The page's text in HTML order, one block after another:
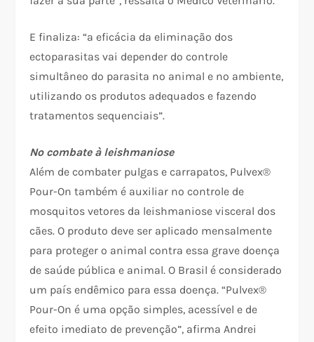
E finaliza: “a eficácia da eliminação dos
ectoparasitas vai depender do controle
simultâneo do parasita no animal e no ambiente,
utilizando os produtos adequados e fazendo
tratamentos sequenciais”.
No combate à leishmaniose
Além de combater pulgas e carrapatos, Pulvex®
Pour-On também é auxiliar no controle de
mosquitos vetores da leishmaniose visceral dos
cães. O produto deve ser aplicado mensalmente
para proteger o animal contra essa grave doença
de saúde pública e animal. O Brasil é considerado
um país endêmico para essa doença. “Pulvex®
Pour-On é uma opção simples, acessível e de
efeito imediato de prevenção”, afirma Andrei